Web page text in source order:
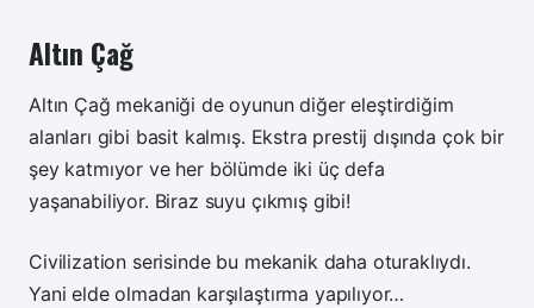
Altın Çağ
Altın Çağ mekaniği de oyunun diğer eleştirdiğim
alanları gibi basit kalmış. Ekstra prestij dışında çok bir
şey katmıyor ve her bölümde iki üç defa
yaşanabiliyor. Biraz suyu çıkmış gibi!
Civilization serisinde bu mekanik daha oturaklıydı.
Yani elde olmadan karşılaştırma yapılıyor…